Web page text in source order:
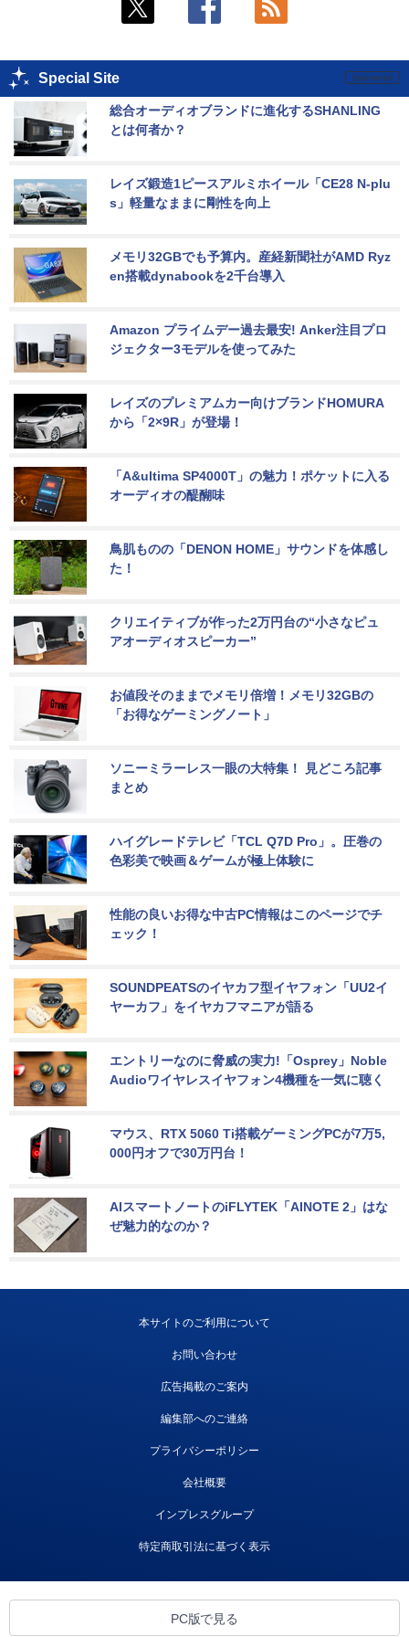
Special Site
総合オーディオブランドに進化するSHANLING
とは何者か？
レイズ鍛造1ピースアルミホイール「CE28 N-plu
s」軽量なままに剛性を向上
メモリ32GBでも予算内。産経新聞社がAMD Ryz
en搭載dynabookを2千台導入
Amazon プライムデー過去最安! Anker注目プロ
ジェクター3モデルを使ってみた
レイズのプレミアムカー向けブランドHOMURA
から「2×9R」が登場！
「A&ultima SP4000T」の魅力！ポケットに入る
オーディオの醍醐味
鳥肌ものの「DENON HOME」サウンドを体感し
た！
クリエイティブが作った2万円台の“小さなピュ
アオーディオスピーカー”
お値段そのままでメモリ倍増！メモリ32GBの
「お得なゲーミングノート」
ソニーミラーレス一眼の大特集！ 見どころ記事
まとめ
ハイグレードテレビ「TCL Q7D Pro」。圧巻の
色彩美で映画＆ゲームが極上体験に
性能の良いお得な中古PC情報はこのページでチ
ェック！
SOUNDPEATSのイヤカフ型イヤフォン「UU2イ
ヤーカフ」をイヤカフマニアが語る
エントリーなのに脅威の実力!「Osprey」Noble
Audioワイヤレスイヤフォン4機種を一気に聴く
マウス、RTX 5060 Ti搭載ゲーミングPCが7万5,
000円オフで30万円台！
AIスマートノートのiFLYTEK「AINOTE 2」はな
ぜ魅力的なのか？
本サイトのご利用について
お問い合わせ
広告掲載のご案内
編集部へのご連絡
プライバシーポリシー
会社概要
インプレスグループ
特定商取引法に基づく表示
PC版で見る